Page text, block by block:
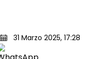
31 Marzo 2025, 17:28